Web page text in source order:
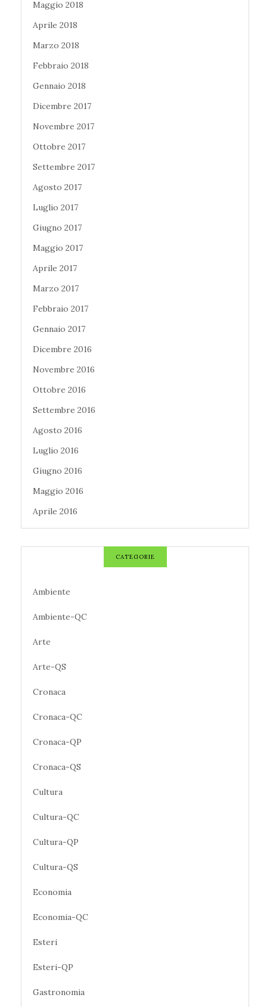
Maggio 2018
Aprile 2018
Marzo 2018
Febbraio 2018
Gennaio 2018
Dicembre 2017
Novembre 2017
Ottobre 2017
Settembre 2017
Agosto 2017
Luglio 2017
Giugno 2017
Maggio 2017
Aprile 2017
Marzo 2017
Febbraio 2017
Gennaio 2017
Dicembre 2016
Novembre 2016
Ottobre 2016
Settembre 2016
Agosto 2016
Luglio 2016
Giugno 2016
Maggio 2016
Aprile 2016
CATEGORIE
Ambiente
Ambiente-QC
Arte
Arte-QS
Cronaca
Cronaca-QC
Cronaca-QP
Cronaca-QS
Cultura
Cultura-QC
Cultura-QP
Cultura-QS
Economia
Economia-QC
Esteri
Esteri-QP
Gastronomia